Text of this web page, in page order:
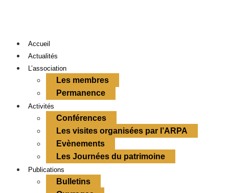
Accueil
Actualités
L’association
Les membres
Permanence
Activités
Conférences
Les visites organisées par l’ARPA
Evènements
Les Journées du patrimoine
Publications
Bulletins